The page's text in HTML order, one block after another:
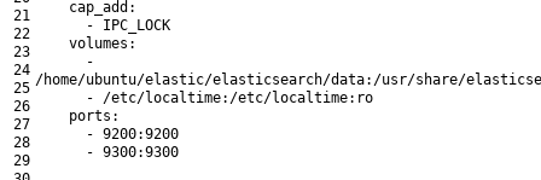
21
22
23
24
25
26
27
28
29
cap_add :
-
IPC_LOCK
volumes :
-
/home/ubuntu/elastic/elasticsearch/data: /usr/share/
-
/etc/localtime: /etc/localtime: ro
ports :
- 9200:9200
- 9300:9300